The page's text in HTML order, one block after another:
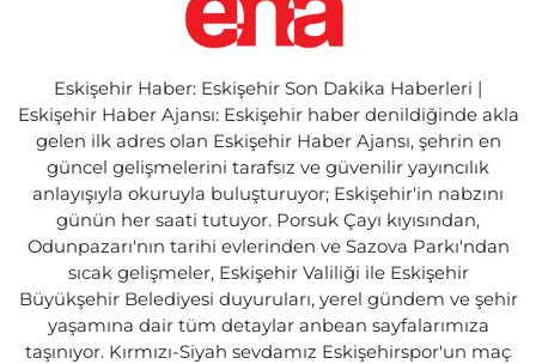
Eskişehir Haber: Eskişehir Son Dakika Haberleri |
Eskişehir Haber Ajansı: Eskişehir haber denildiğinde akla
gelen ilk adres olan Eskişehir Haber Ajansı, şehrin en
güncel gelişmelerini tarafsız ve güvenilir yayıncılık
anlayışıyla okuruyla buluşturuyor; Eskişehir'in nabzını
günün her saati tutuyor. Porsuk Çayı kıyısından,
Odunpazarı'nın tarihi evlerinden ve Sazova Parkı'ndan
sıcak gelişmeler, Eskişehir Valiliği ile Eskişehir
Büyükşehir Belediyesi duyuruları, yerel gündem ve şehir
yaşamına dair tüm detaylar anbean sayfalarımıza
taşınıyor. Kırmızı-Siyah sevdamız Eskişehirspor'un maç